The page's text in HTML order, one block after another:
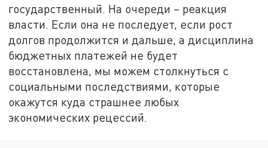
государственный. На очереди – реакция
власти. Если она не последует, если рост
долгов продолжится и дальше, а дисциплина
бюджетных платежей не будет
восстановлена, мы можем столкнуться с
социальными последствиями, которые
окажутся куда страшнее любых
экономических рецессий.